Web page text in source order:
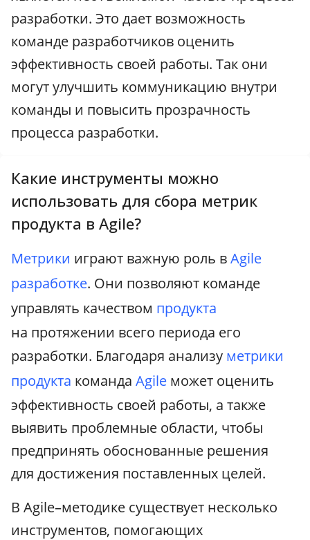
разработки. Это дает возможность
команде разработчиков оценить
эффективность своей работы. Так они
могут улучшить коммуникацию внутри
команды и повысить прозрачность
процесса разработки.
Какие инструменты можно
использовать для сбора метрик
продукта в Agile?
Метрики играют важную роль вAgile
разработке. Они позволяют команде
управлять качеством продукта
на протяжении всего периода его
разработки. Благодаря анализу метрики
продукта команда Agile может оценить
эффективность своей работы, а также
выявить проблемные области, чтобы
предпринять обоснованные решения
для достижения поставленных целей.
В Agile–методике существует несколько
инструментов, помогающих